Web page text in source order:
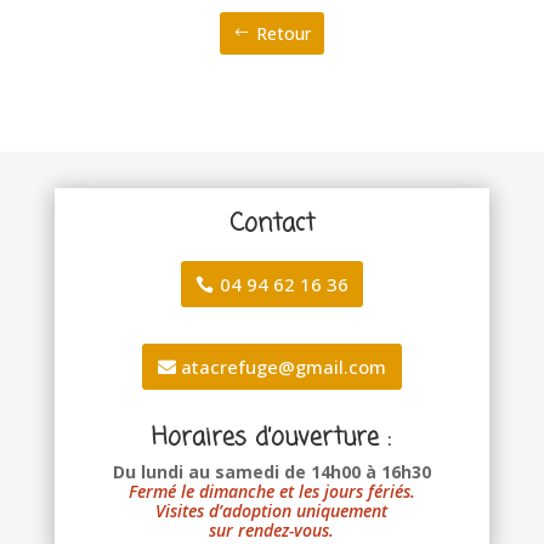
Retour
Contact
04 94 62 16 36
atacrefuge@gmail.com
Horaires d’ouverture :
Du lundi au samedi de 14h00 à 16h30
Fermé le dimanche et les jours fériés.
Visites d’adoption uniquement
sur rendez-vous.